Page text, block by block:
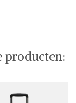
producten: